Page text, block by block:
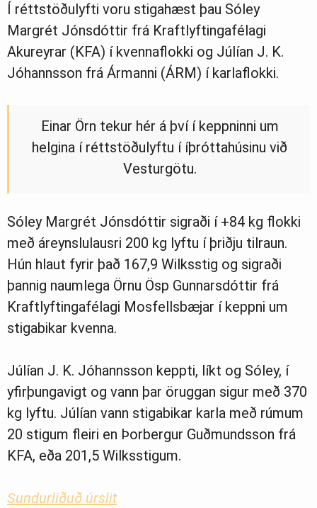
Í réttstöðulyfti voru stigahæst þau Sóley
Margrét Jónsdóttir frá Kraftlyftingafélagi
Akureyrar (KFA) í kvennaflokki og Júlían J. K.
Jóhannsson frá Ármanni (ÁRM) í karlaflokki.
Einar Örn tekur hér á því í keppninni um
helgina í réttstöðulyftu í íþróttahúsinu við
Vesturgötu.
Sóley Margrét Jónsdóttir sigraði í +84 kg flokki
með áreynslulausri 200 kg lyftu í þriðju tilraun.
Hún hlaut fyrir það 167,9 Wilksstig og sigraði
þannig naumlega Örnu Ösp Gunnarsdóttir frá
Kraftlyftingafélagi Mosfellsbæjar í keppni um
stigabikar kvenna.
Júlían J. K. Jóhannsson keppti, líkt og Sóley, í
yfirþungavigt og vann þar öruggan sigur með 370
kg lyftu. Júlían vann stigabikar karla með rúmum
20 stigum fleiri en Þorbergur Guðmundsson frá
KFA, eða 201,5 Wilksstigum.
Sundurliðuð úrslit